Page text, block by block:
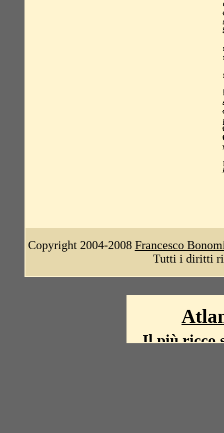
Copyright 2004-2008 Francesco
Tutti i diritti
Il più ricco